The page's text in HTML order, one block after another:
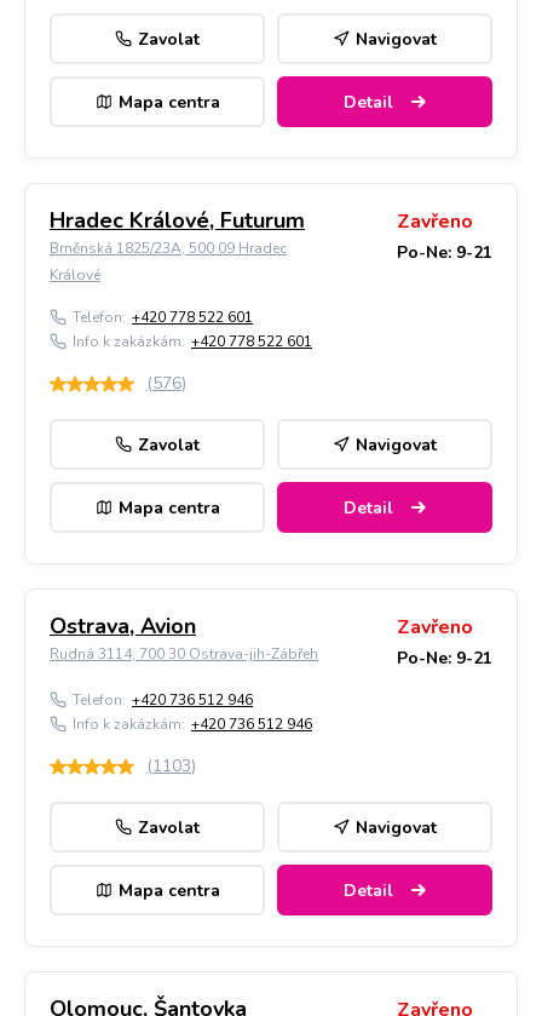
Zavolat Navigovat
Mapa centra Detail
Hradec Králové, Futurum
Brněnská 1825/23A, 500 09 Hradec
Králové
Zavřeno
Po-Ne: 9-21
Telefon: +420 778 522 601
Info k zakázkám: +420 778 522 601
(576)
Zavolat Navigovat
Mapa centra Detail
Ostrava, Avion
Rudná 3114, 700 30 Ostrava-jih-Zábřeh
Zavřeno
Po-Ne: 9-21
Telefon: +420 736 512 946
Info k zakázkám: +420 736 512 946
(1103)
Zavolat Navigovat
Mapa centra Detail
Olomouc, Šantovka Zavřeno